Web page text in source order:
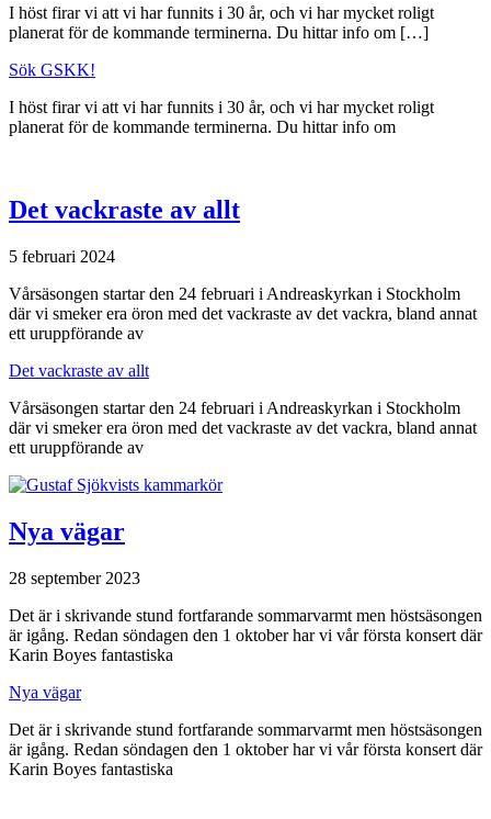
I höst firar vi att vi har funnits i 30 år, och vi har mycket roligt
planerat för de kommande terminerna. Du hittar info om […]
Sök GSKK!
I höst firar vi att vi har funnits i 30 år, och vi har mycket roligt
planerat för de kommande terminerna. Du hittar info om
Det vackraste av allt
5 februari 2024
Vårsäsongen startar den 24 februari i Andreaskyrkan i Stockholm
där vi smeker era öron med det vackraste av det vackra, bland annat
ett uruppförande av
Det vackraste av allt
Vårsäsongen startar den 24 februari i Andreaskyrkan i Stockholm
där vi smeker era öron med det vackraste av det vackra, bland annat
ett uruppförande av
Nya vägar
28 september 2023
Det är i skrivande stund fortfarande sommarvarmt men höstsäsongen
är igång. Redan söndagen den 1 oktober har vi vår första konsert där
Karin Boyes fantastiska
Nya vägar
Det är i skrivande stund fortfarande sommarvarmt men höstsäsongen
är igång. Redan söndagen den 1 oktober har vi vår första konsert där
Karin Boyes fantastiska